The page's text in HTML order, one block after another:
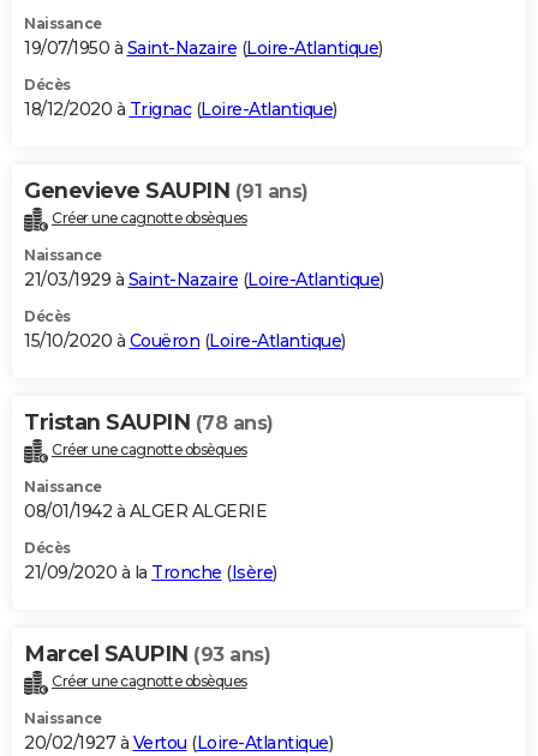
Naissance
19/07/1950 à Saint-Nazaire (Loire-Atlantique)
Décès
18/12/2020 à Trignac(Loire-Atlantique)
Genevieve SAUPIN (91 ans)
Créer une cagnotte obsèques
Naissance
21/03/1929 à Saint-Nazaire (Loire-Atlantique)
Décès
15/10/2020 à Couëron (Loire-Atlantique)
Tristan SAUPIN (78 ans)
Créer une cagnotte obsèques
Naissance
08/01/1942 à ALGER ALGERIE
Décès
21/09/2020 à la Tronche (Isère)
Marcel SAUPIN (93 ans)
Créer une cagnotte obsèques
Naissance
20/02/1927 à Vertou (Loire-Atlantique)